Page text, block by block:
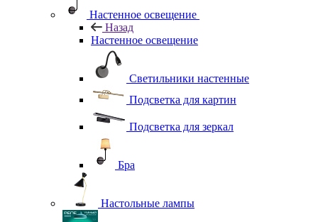
Настенное освещение
Назад
Настенное освещение
Светильники настенные
Подсветка для картин
Подсветка для зеркал
Бра
Настольные лампы